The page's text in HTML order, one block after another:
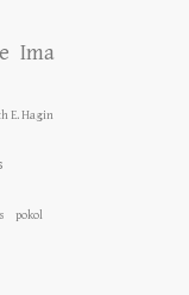
Ima
E. Hagin
pokol